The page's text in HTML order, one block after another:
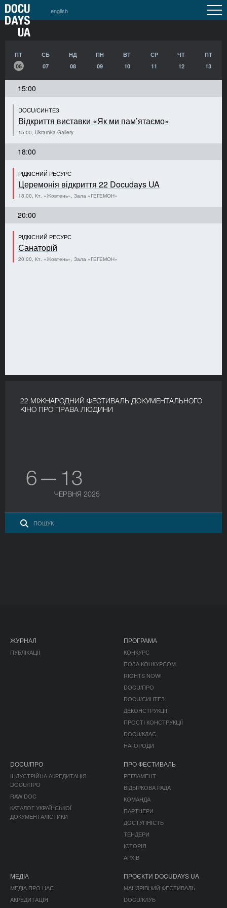
english
ПТ
06
СБ
07
НД
08
ПН
09
ВТ
10
СР
11
ЧТ
12
ПТ
13
15:00
DOCU/СИНТЕЗ
Відкриття виставки «Як ми пам’ятаємо»
15:00, Ukraïnka Gallery
18:00
РІДКІСНИЙ РЕСУРС
Церемонія відкриття 22 Docudays UA
18:00, Кт. «Жовтень», Зала «ГЕГЕМОН»
20:00
РІДКІСНИЙ РЕСУРС
Санаторій
20:00, Кт. «Жовтень», Зала «ГЕГЕМОН»
22 МІЖНАРОДНИЙ ФЕСТИВАЛЬ ДОКУМЕНТАЛЬНОГО
КІНО ПРО ПРАВА ЛЮДИНИ
6 — 13
ЧЕРВНЯ 2025
ЖУРНАЛ
ПУБЛІКАЦІЇ
ПРОГРАМА
КОНКУРС
ПОЗА КОНКУРСОМ
RIGHTS NOW!
DOCU/ПРО
DOCU/СИНТЕЗ
ДЕКОНСТРУКЦІЇ
ПРОСТІ КОНСТРУКЦІЇ
DOCU/КЛАС
НАГОРОДИ
DOCU/ПРО
ІНДУСТРІЙНА АКРЕДИТАЦІЯ
DOCU/ПРО
RAW DOC
КАТАЛОГ УКРАЇНСЬКОЇ
ДОКУМЕНТАЛІСТИКИ
ПРО ФЕСТИВАЛЬ
РЕГЛАМЕНТ
ВІДБІРКОВА РАДА
КОМАНДА
ПАРТНЕРИ
ДОСТУПНІСТЬ
ТЕНДЕРИ
ІСТОРІЯ
АРХІВ
МЕДІА
МЕДІА ПРО НАС
АКРЕДИТАЦІЯ
ПРОЄКТИ DOCUDAYS UA
МАНДРІВНИЙ ФЕСТИВАЛЬ
DOCU/КЛУБ